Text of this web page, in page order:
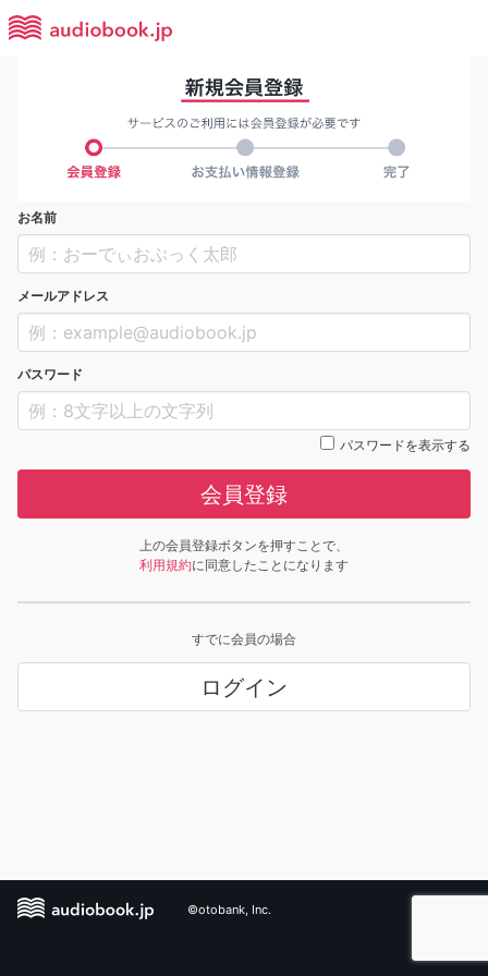
お名前
メールアドレス
パスワード
パスワードを表示する
会員登録
上の会員登録ボタンを押すことで、
利用規約に同意したことになります
すでに会員の場合
ログイン
©otobank, Inc.